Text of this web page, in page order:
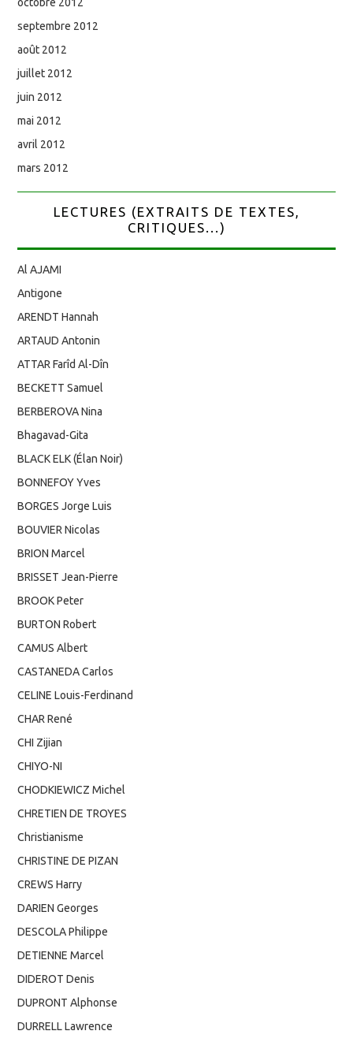
septembre 2012
août 2012
juillet 2012
juin 2012
mai 2012
avril 2012
mars 2012
LECTURES (EXTRAITS DE TEXTES,
CRITIQUES...)
Al AJAMI
Antigone
ARENDT Hannah
ARTAUD Antonin
ATTAR Farîd Al-Dîn
BECKETT Samuel
BERBEROVA Nina
Bhagavad-Gita
BLACK ELK (Élan Noir)
BONNEFOY Yves
BORGES Jorge Luis
BOUVIER Nicolas
BRION Marcel
BRISSET Jean-Pierre
BROOK Peter
BURTON Robert
CAMUS Albert
CASTANEDA Carlos
CELINE Louis-Ferdinand
CHAR René
CHI Zijian
CHIYO-NI
CHODKIEWICZ Michel
CHRETIEN DE TROYES
Christianisme
CHRISTINE DE PIZAN
CREWS Harry
DARIEN Georges
DESCOLA Philippe
DETIENNE Marcel
DIDEROT Denis
DUPRONT Alphonse
DURRELL Lawrence